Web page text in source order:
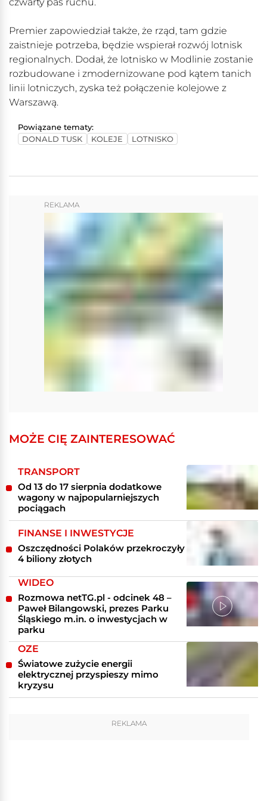
Premier zapowiedział także, że rząd, tam gdzie
zaistnieje potrzeba, będzie wspierał rozwój lotnisk
regionalnych. Dodał, że lotnisko w Modlinie zostanie
rozbudowane i zmodernizowane pod kątem tanich
linii lotniczych, zyska też połączenie kolejowe z
Warszawą.
Powiązane tematy:
DONALD TUSK
KOLEJE LOTNISKO
REKLAMA
MOŻE CIĘ ZAINTERESOWAĆ
TRANSPORT
Od 13 do 17 sierpnia dodatkowe
wagony w najpopularniejszych
pociągach
FINANSE I INWESTYCJE
Oszczędności Polaków przekroczyły
4 biliony złotych
WIDEO
Rozmowa netTG.pl - odcinek 48 –
Paweł Bilangowski, prezes Parku
Śląskiego m.in. o inwestycjach w
parku
OZE
Światowe zużycie energii
elektrycznej przyspieszy mimo
kryzysu
REKLAMA